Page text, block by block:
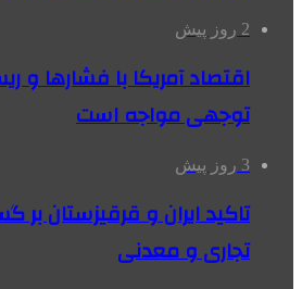
2 روز پیش
اقتصاد آمریکا با فشارها و
توجهی مواجه است
3 روز پیش
تاکید ایران و قرقیزستان
تجاری و معدنی